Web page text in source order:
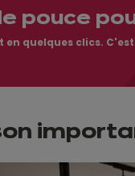
pouce
quelques clics.